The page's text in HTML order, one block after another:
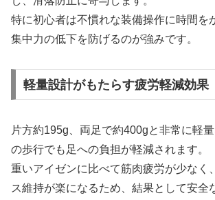
特に初心者は不慣れな装備操作に時間を
集中力の低下を防げるのが強みです。
軽量設計がもたらす疲労軽減効果
片方約195g、両足で約400gと非常に軽
の歩行でも足への負担が軽減されます。
重いアイゼンに比べて筋肉疲労が少なく
ス維持が楽になるため、結果として安全